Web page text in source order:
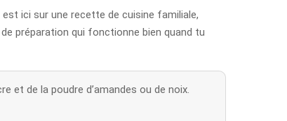
ici sur une recette de cuisine familiale,
préparation qui fonctionne bien quand tu
et de la poudre d’amandes ou de noix.